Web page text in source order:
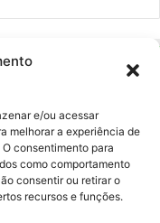
e/ou acessar
melhorar a experiência de
consentimento para
como comportamento
consentir ou retirar o
recursos e funções.
Nossa proposta é
realizadores e
e culturais.